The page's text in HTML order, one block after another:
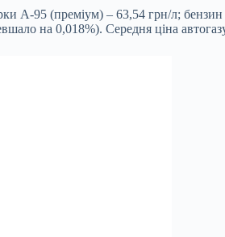
А-95 (преміум) – 63,54 грн/л;
на 0,018%). Середня ціна